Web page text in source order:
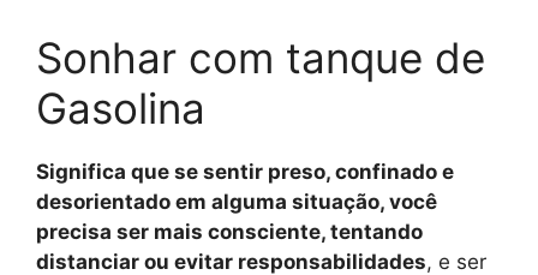
Sonhar com tanque de
Gasolina
Significa que se sentir preso, confinado e
desorientado em alguma situação, você
precisa ser mais consciente, tentando
distanciar ou evitar responsabilidades, e ser